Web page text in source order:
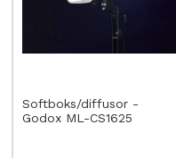
Softboks/diffusor -
Godox ML-CS1625
Kjøp
LEGG